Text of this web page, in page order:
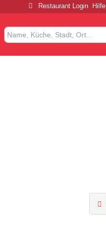
Restaurant Login Hilfe